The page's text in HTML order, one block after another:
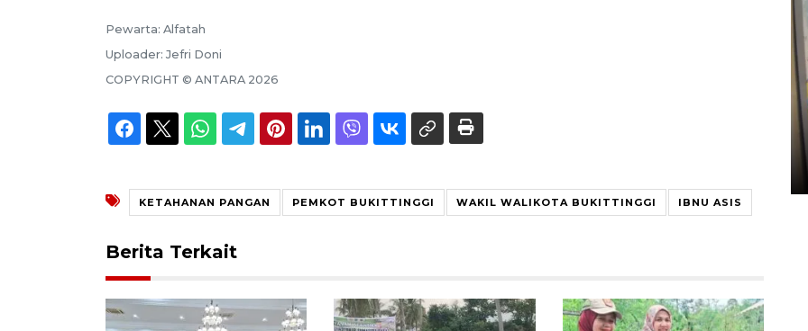
Pewarta: Alfatah
Uploader: Jefri Doni
COPYRIGHT © ANTARA 2026
KETAHANAN PANGAN PEMKOT BUKITTINGGI WAKIL WALIKOTA BUKITTINGGI IBNU ASIS
Berita Terkait